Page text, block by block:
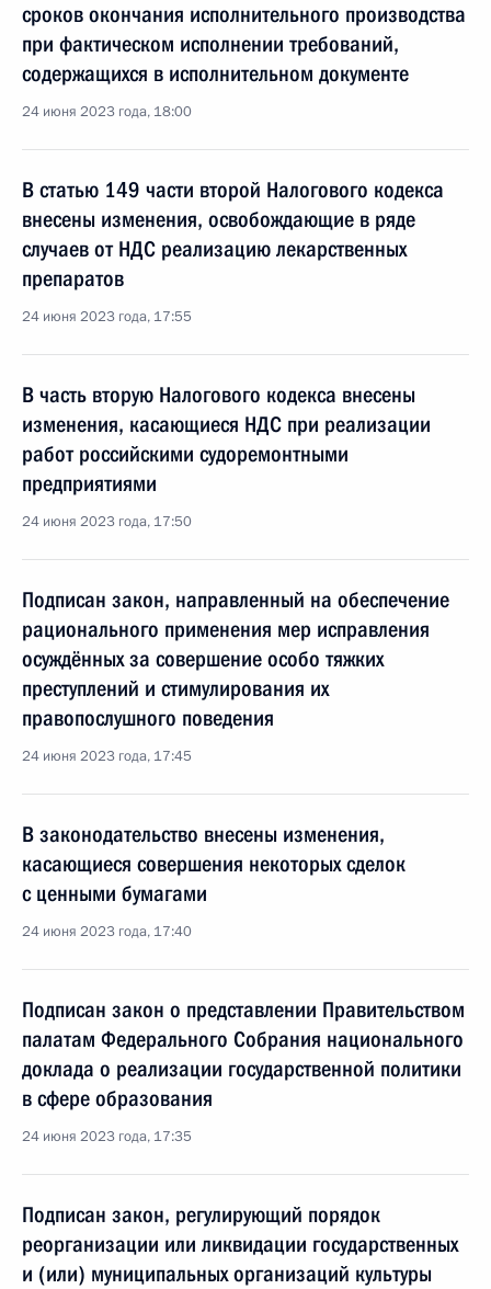
сроков окончания исполнительного производства
при фактическом исполнении требований,
содержащихся в исполнительном документе
24 июня 2023 года, 18:00
В статью 149 части второй Налогового кодекса
внесены изменения, освобождающие в ряде
случаев от НДС реализацию лекарственных
препаратов
24 июня 2023 года, 17:55
В часть вторую Налогового кодекса внесены
изменения, касающиеся НДС при реализации
работ российскими судоремонтными
предприятиями
24 июня 2023 года, 17:50
Подписан закон, направленный на обеспечение
рационального применения мер исправления
осуждённых за совершение особо тяжких
преступлений и стимулирования их
правопослушного поведения
24 июня 2023 года, 17:45
В законодательство внесены изменения,
касающиеся совершения некоторых сделок
с ценными бумагами
24 июня 2023 года, 17:40
Подписан закон о представлении Правительством
палатам Федерального Собрания национального
доклада о реализации государственной политики
в сфере образования
24 июня 2023 года, 17:35
Подписан закон, регулирующий порядок
реорганизации или ликвидации государственных
и (или) муниципальных организаций культуры